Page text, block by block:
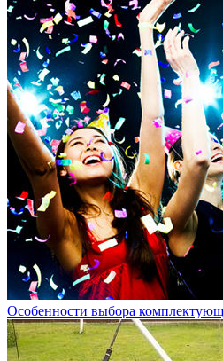
Особенности выбора